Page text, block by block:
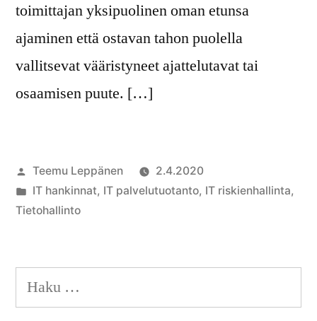
toimittajan yksipuolinen oman etunsa
ajaminen että ostavan tahon puolella
vallitsevat vääristyneet ajattelutavat tai
osaamisen puute. […]
Artikkelin
julkaisija
on
Teemu Leppänen
2.4.2020
Julkaistu
kategoriassa
IT hankinnat, IT palvelutuotanto, IT riskienhallinta,
Tietohallinto
Haku: